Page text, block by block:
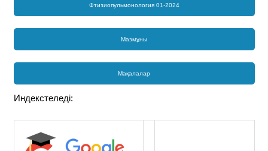
Фтизиопульмонология 01-2024
Мазмұны
Мақалалар
Индекстеледі: